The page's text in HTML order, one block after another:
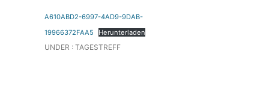
A610ABD2-6997-4AD9-9DAB-
19966372FAA5
Herunterladen
UNDER : TAGESTREFF